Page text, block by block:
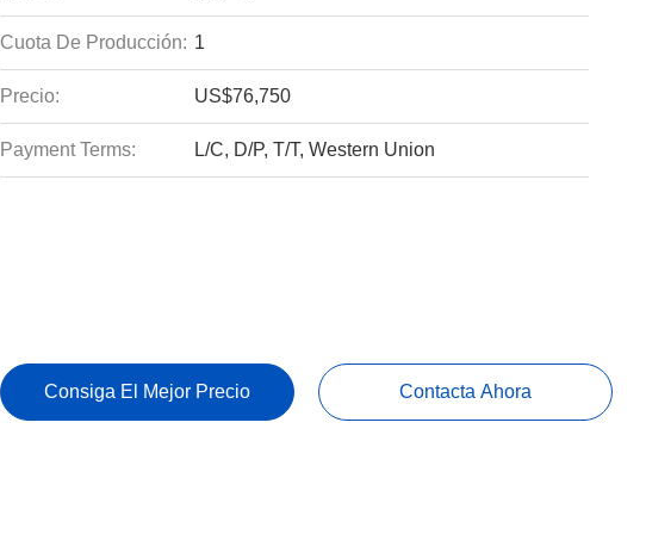
Cuota De Producción: 1
Precio: US$76,750
Payment Terms: L/C, D/P, T/T, Western Union
Consiga El Mejor Precio Contacta Ahora